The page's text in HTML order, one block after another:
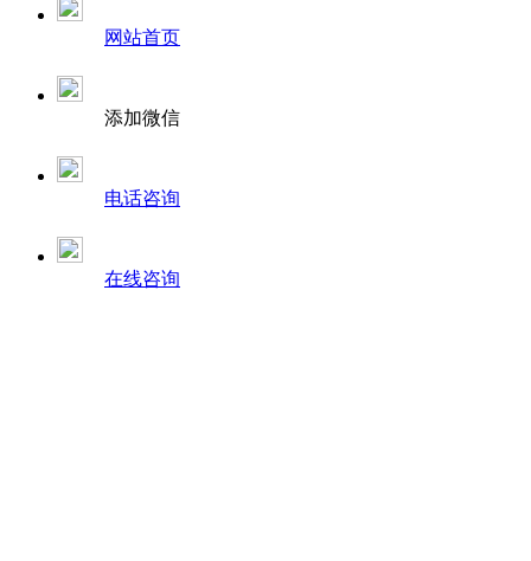
网站首页
添加微信
电话咨询
在线咨询